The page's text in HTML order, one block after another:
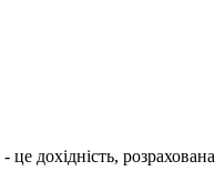
- це дохідність, розрахована